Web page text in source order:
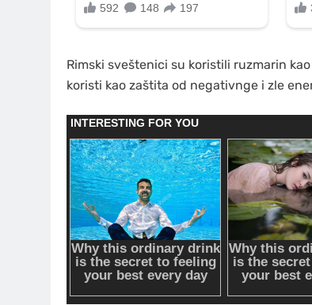
Rimski sveštenici su koristili ruzmarin
koristi kao zaštita od negativnge i zle